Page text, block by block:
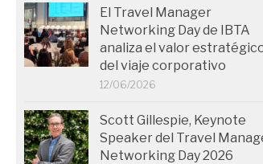
El Travel Manager
Networking Day de IBTA
analiza el valor
del viaje corporativo
12/06/2026
Scott Gillespie, Keynote
Speaker del Travel
Networking Day 2026